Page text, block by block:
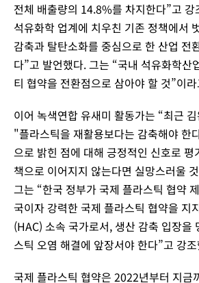
전체 배출량의 14.8%를 차지한다”고
석유화학 업계에 치우친 기존 정책에서
감축과 탈탄소화를 중심으로 한 산업 전
다”고 발언했다. 그는 “국내 석유화학산
티 협약을 전환점으로 삼아야 할 것”이
이어 녹색연합 유새미 활동가는 “최근
"플라스틱을 재활용보다는 감축해야 한
으로 밝힌 점에 대해 긍정적인 신호로 평
책으로 이어지지 않는다면 실망스러울
그는 “한국 정부가 국제 플라스틱 협약
국이자 강력한 국제 플라스틱 협약을 지
(HAC) 소속 국가로서, 생산 감축 입장을
스틱 오염 해결에 앞장서야 한다”고 강
국제 플라스틱 협약은 2022년부터 지금